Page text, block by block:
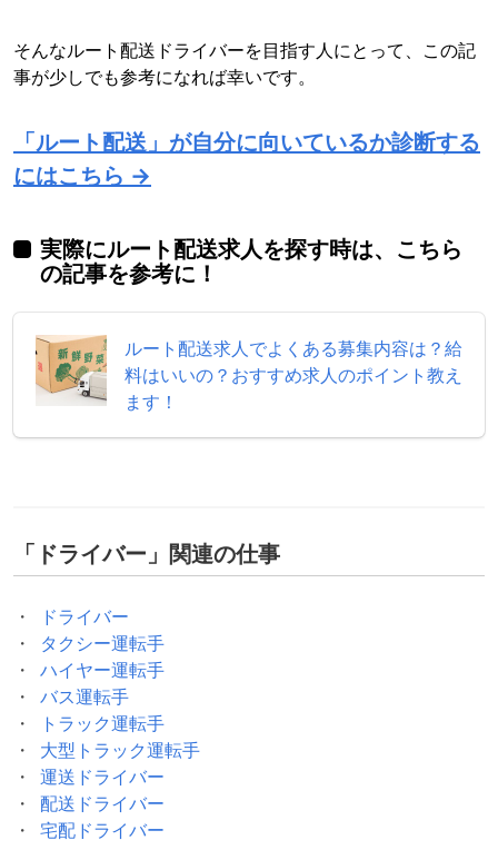
そんなルート配送ドライバーを目指す人にとって、この記
事が少しでも参考になれば幸いです。
「ルート配送」が自分に向いているか診断する
にはこちら →
実際にルート配送求人を探す時は、こちら
の記事を参考に！
ルート配送求人でよくある募集内容は？給
料はいいの？おすすめ求人のポイント教え
ます！
「 ドライバー 」関連の仕事
ドライバー
タクシー運転手
ハイヤー運転手
バス運転手
トラック運転手
大型トラック運転手
運送ドライバー
配送ドライバー
宅配ドライバー